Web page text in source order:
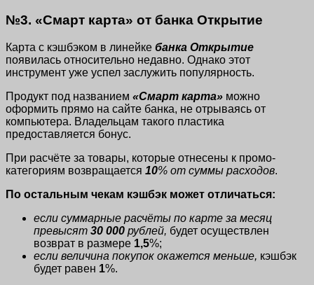
№3. «Смарт карта» от банка Открытие
Карта с кэшбэком в линейке банка Открытие
появилась относительно недавно. Однако этот
инструмент уже успел заслужить популярность.
Продукт под названием «Смарт карта» можно
оформить прямо на сайте банка, не отрываясь от
компьютера. Владельцам такого пластика
предоставляется бонус.
При расчёте за товары, которые отнесены к промо-
категориям возвращается 10% от суммы расходов.
По остальным чекам кэшбэк может отличаться:
если суммарные расчёты по карте за месяц
превысят 30 000 рублей, будет осуществлен
возврат в размере 1,5%;
если величина покупок окажется меньше, кэшбэк
будет равен 1%.